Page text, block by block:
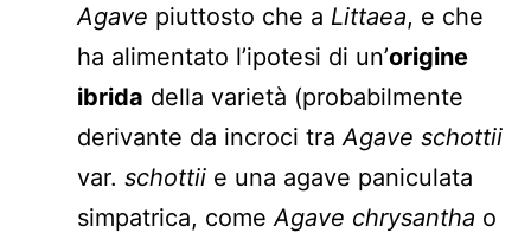
Agave piuttosto che a Littaea, e che
ha alimentato l’ipotesi di un’origine
ibrida della varietà (probabilmente
derivante da incroci tra Agave schottii
var. schottii e una agave paniculata
simpatrica, come Agave chrysantha o